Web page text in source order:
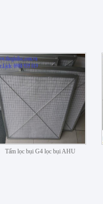
Tấm lọc bụi G4 lọc bụi AHU